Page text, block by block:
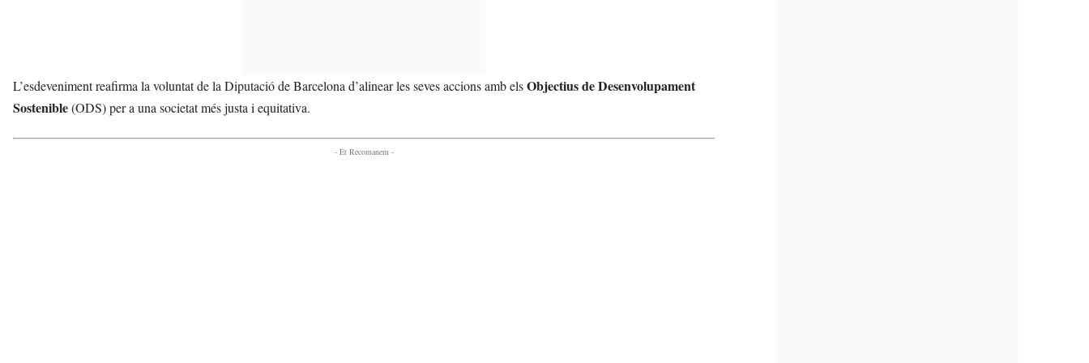
L’esdeveniment reafirma la voluntat de la Diputació de Barcelona d’alinear les seves accions amb elsObjectius de Desenvolupament
Sostenible(ODS) per a una societat més justa i equitativa.
- Et Recomanem -